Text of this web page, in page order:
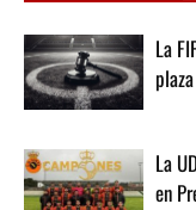
La
La
en